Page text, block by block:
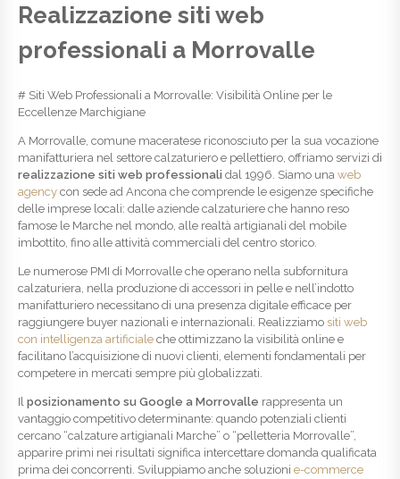
Realizzazione siti web
professionali a Morrovalle
# Siti Web Professionali a Morrovalle: Visibilità Online per le
Eccellenze Marchigiane
A Morrovalle, comune maceratese riconosciuto per la sua vocazione
manifatturiera nel settore calzaturiero e pellettiero, offriamo servizi di
realizzazione siti web professionali dal 1996. Siamo una web
agency con sede ad Ancona che comprende le esigenze specifiche
delle imprese locali: dalle aziende calzaturiere che hanno reso
famose le Marche nel mondo, alle realtà artigianali del mobile
imbottito, fino alle attività commerciali del centro storico.
Le numerose PMI di Morrovalle che operano nella subfornitura
calzaturiera, nella produzione di accessori in pelle e nell’indotto
manifatturiero necessitano di una presenza digitale efficace per
raggiungere buyer nazionali e internazionali. Realizziamo siti web
con intelligenza artificiale che ottimizzano la visibilità online e
facilitano l’acquisizione di nuovi clienti, elementi fondamentali per
competere in mercati sempre più globalizzati.
Il posizionamento su Google a Morrovalle rappresenta un
vantaggio competitivo determinante: quando potenziali clienti
cercano “calzature artigianali Marche” o “pelletteria Morrovalle”,
apparire primi nei risultati significa intercettare domanda qualificata
prima dei concorrenti. Sviluppiamo anche soluzioni e-commerce